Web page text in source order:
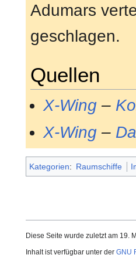
Adumars
geschlagen.
Quellen
X-Wing –
X-Wing –
Kategorien: Raumschiffe
Diese Seite wurde zuletzt am 19.
Inhalt ist verfügbar unter der GNU